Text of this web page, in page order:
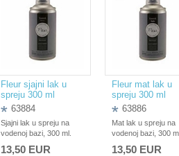
Fleur sjajni lak u
spreju 300 ml
63884
Sjajni lak u spreju na
vodenoj bazi, 300 ml.
13,50 EUR
Fleur mat lak u
spreju 300 ml
63886
Mat lak u spreju na
vodenoj bazi, 300
13,50 EUR